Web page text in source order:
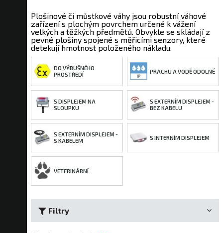
Plošinové či můstkové váhy jsou robustní váhové
zařízení s plochým povrchem určené k vážení
velkých a těžkých předmětů. Obvykle se skládají z
pevné plošiny spojené s měřicími senzory, které
detekují hmotnost položeného nákladu.
DO VÝBUŠNÉHO
PROSTŘEDÍ
PRACHU A VODĚ ODOLNÉ
S DISPLEJEM NA
SLOUPKU
S EXTERNÍM DISPLEJEM -
BEZ KABELU
S EXTERNÍM DISPLEJEM -
S KABELEM
S INTERNÍM DISPLEJEM
VETERINÁRNÍ
Filtry